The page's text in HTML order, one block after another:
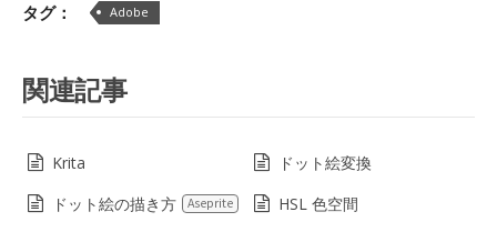
タグ： Adobe
関連記事
Krita
ドット絵変換
ドット絵の描き方
Aseprite
HSL 色空間